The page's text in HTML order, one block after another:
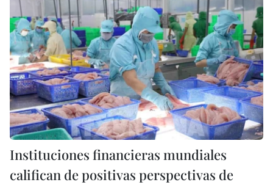
Instituciones financieras mundiales
califican de positivas perspectivas de